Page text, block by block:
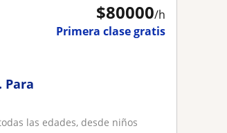
$80000/h
Primera clase gratis
Para
las edades, desde niños